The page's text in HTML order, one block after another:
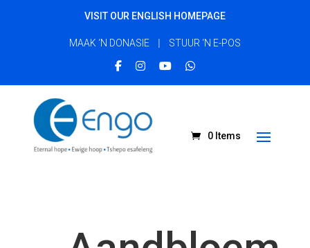
VISIT OUR ENGLISH HOMEPAGE
MAAK ‘N DONASIE | STUUR ‘N E-POS
0 Items